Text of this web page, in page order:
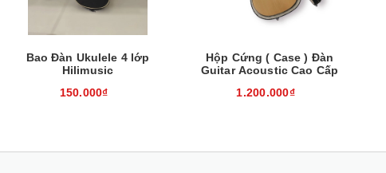
Bao Đàn Ukulele 4 lớp
Hilimusic
150.000₫
Hộp Cứng ( Case ) Đàn
Guitar Acoustic Cao Cấp
1.200.000₫